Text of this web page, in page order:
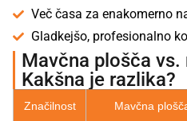
Več časa za enakomerno
Gladkejšo, profesionalno
Mavčna plošča
Kakšna je razlika?
Značilnost Mavčna